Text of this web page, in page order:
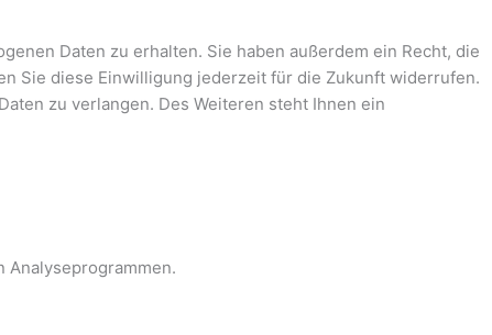
Daten zu erhalten. Sie haben außerdem ein Recht, die
Sie diese Einwilligung jederzeit für die Zukunft widerrufen.
zu verlangen. Des Weiteren steht Ihnen ein
Analyseprogrammen.